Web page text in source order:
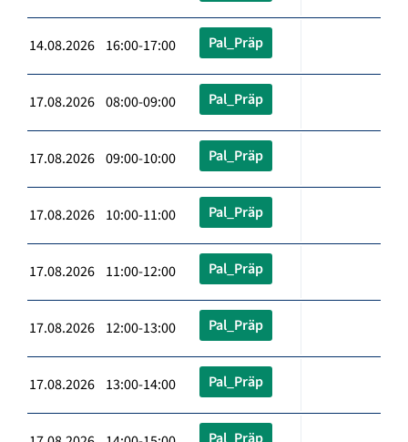
14.08.2026 16:00-17:00 Pal_Präp
17.08.2026 08:00-09:00 Pal_Präp
17.08.2026 09:00-10:00 Pal_Präp
17.08.2026 10:00-11:00 Pal_Präp
17.08.2026 11:00-12:00 Pal_Präp
17.08.2026 12:00-13:00 Pal_Präp
17.08.2026 13:00-14:00 Pal_Präp